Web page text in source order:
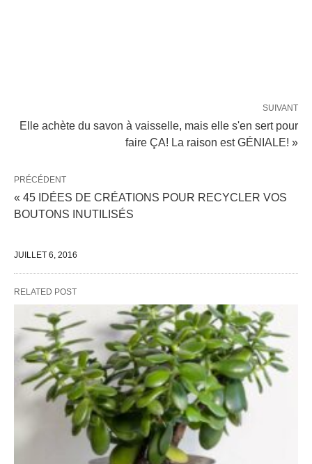
SUIVANT
Elle achète du savon à vaisselle, mais elle s'en sert pour
faire ÇA! La raison est GÉNIALE! »
PRÉCÉDENT
« 45 IDÉES DE CRÉATIONS POUR RECYCLER VOS
BOUTONS INUTILISÉS
JUILLET 6, 2016
RELATED POST